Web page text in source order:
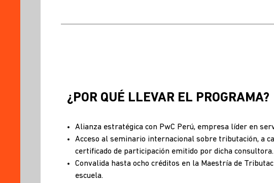
¿POR QUÉ LLEVAR EL PROGRAMA?
Alianza estratégica con PwC Perú, empresa líder en
Acceso al seminario internacional sobre tributación, a
certificado de participación emitido por dicha consultora.
Convalida hasta ocho créditos en la Maestría de
escuela.